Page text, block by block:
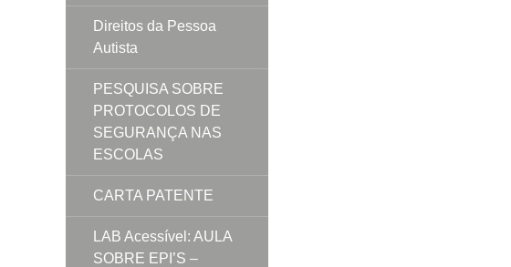
Direitos da Pessoa
Autista
PESQUISA SOBRE
PROTOCOLOS DE
SEGURANÇA NAS
ESCOLAS
CARTA PATENTE
LAB Acessível: AULA
SOBRE EPI’S –